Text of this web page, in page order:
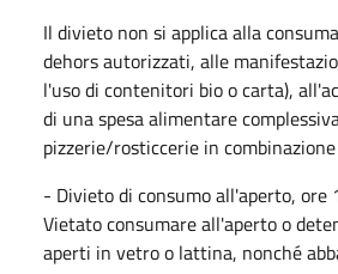
Il divieto non si applica alla
dehors autorizzati, alle
l'uso di contenitori bio o carta),
di una spesa alimentare
pizzerie/rosticcerie in
- Divieto di consumo all'aperto, ore
Vietato consumare all'aperto o
aperti in vetro o lattina, nonché